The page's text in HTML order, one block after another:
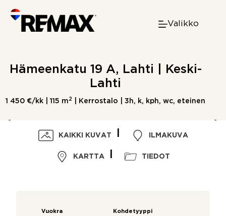
content
Valikko
Hämeenkatu 19 A, Lahti | Keski-
Lahti
1 450 €/kk | 115 m 2 | Kerrostalo | 3h, k, kph, wc, eteinen
KAIKKI KUVAT ILMAKUVA
KARTTA TIEDOT
Vuokra Kohdetyyppi